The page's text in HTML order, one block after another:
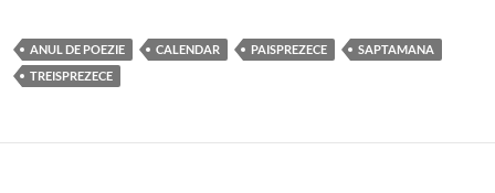
ANUL DE POEZIE CALENDAR PAISPREZECE
SAPTAMANA
TREISPREZECE